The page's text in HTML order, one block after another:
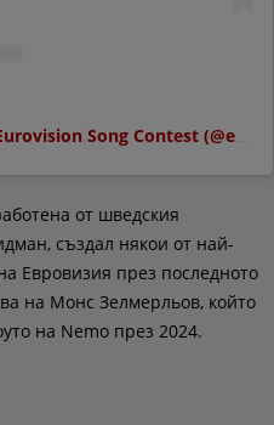
от шведския
създал някои от най-
Евровизия през последното
на Монс Зелмерльов, който
на Nemo през 2024.